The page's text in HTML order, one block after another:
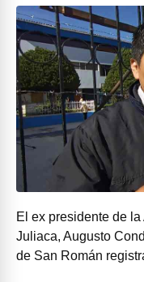
El ex presidente de
Juliaca, Augusto
de San Román